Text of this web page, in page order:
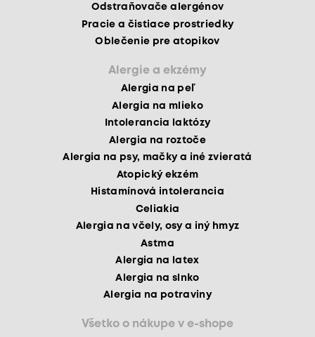
Odstraňovače alergénov
Pracie a čistiace prostriedky
Oblečenie pre atopikov
Alergie a ekzémy
Alergia na peľ
Alergia na mlieko
Intolerancia laktózy
Alergia na roztoče
Alergia na psy, mačky a iné zvieratá
Atopický ekzém
Histamínová intolerancia
Celiakia
Alergia na včely, osy a iný hmyz
Astma
Alergia na latex
Alergia na slnko
Alergia na potraviny
Všetko o nákupe v e-shope